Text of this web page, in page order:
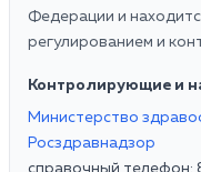
Федерации и
регулированием и
Контролирующие и
Министерство
Росздравнадзор
справочный